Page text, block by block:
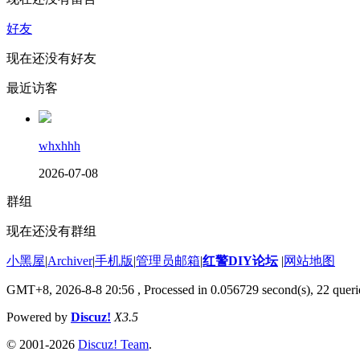
好友
现在还没有好友
最近访客
whxhhh
2026-07-08
群组
现在还没有群组
小黑屋|Archiver|手机版|管理员邮箱|红警DIY论坛 |网站地图
GMT+8, 2026-8-8 20:56 , Processed in 0.056729 second(s), 22
Powered by Discuz! X3.5
© 2001-2026 Discuz! Team.